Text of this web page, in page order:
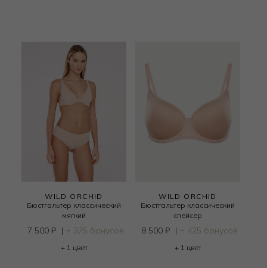
WILD ORCHID
Бюстгальтер классический
мягкий
7 500 ₽ | + 375 бонусов
+ 1 цвет
WILD ORCHID
Бюстгальтер классический
спейсер
8 500 ₽ | + 425 бонусов
+ 1 цвет